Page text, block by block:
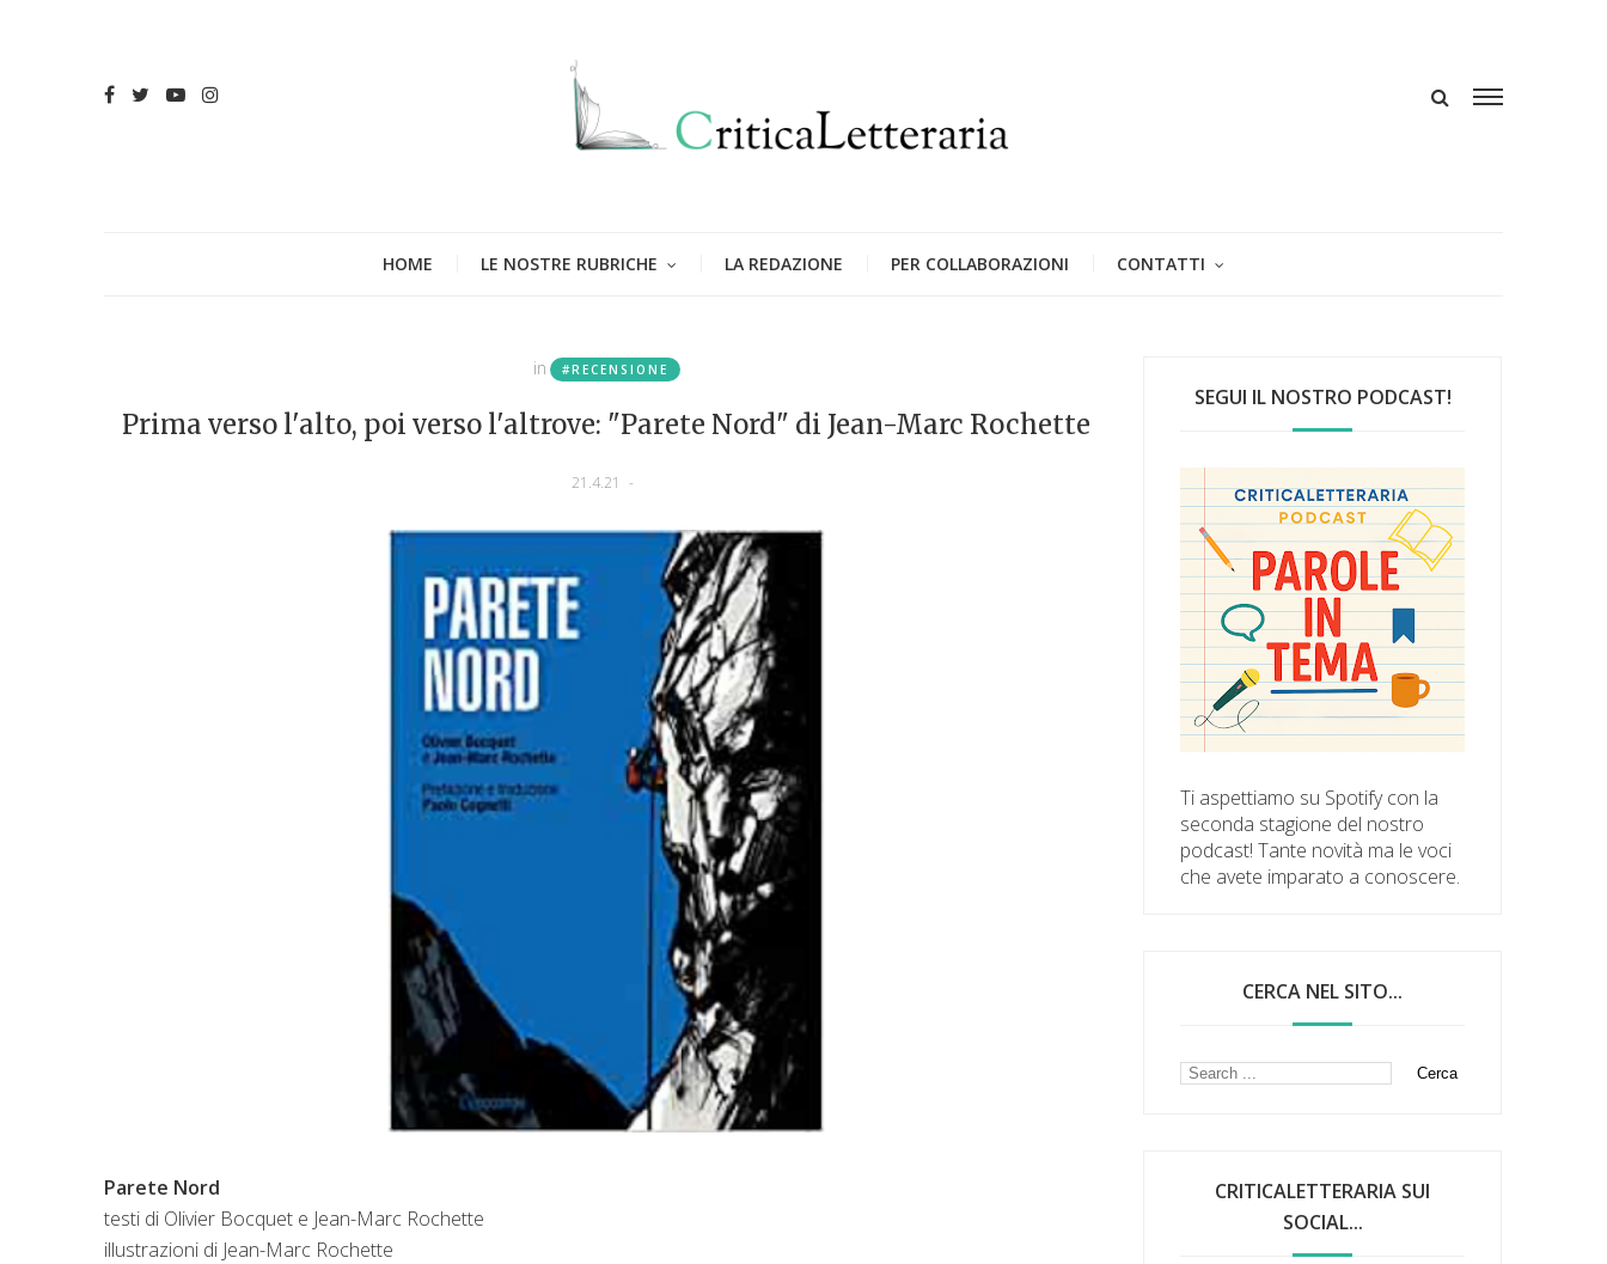
HOME LE NOSTRE RUBRICHE LA REDAZIONE PER COLLABORAZIONI CONTATTI
in #RECENSIONE
Prima verso l'alto, poi verso l'altrove: "Parete Nord" di Jean-Marc Rochette
21.4.21 -
Parete Nord
testi di Olivier Bocquet e Jean-Marc Rochette
illustrazioni di Jean-Marc Rochette
SEGUI IL NOSTRO PODCAST!
Ti aspettiamo su Spotify con la
seconda stagione del nostro
podcast! Tante novità ma le voci
che avete imparato a conoscere.
CERCA NEL SITO...
CRITICALETTERARIA SUI
SOCIAL...